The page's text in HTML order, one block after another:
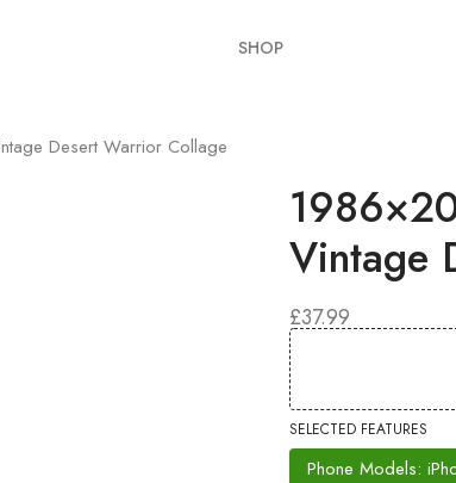
SHOP
Desert Warrior Collage
Vintage
£37.99
SELECTED FEATURES
Phone Models: